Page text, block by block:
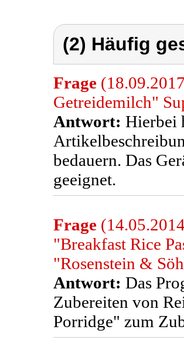
(2) Häufig
Frage
Getreidemilch"
Antwort: Hierbei
bedauern. Das
geeignet.
Frage
"Breakfast Rice
"Rosenstein &
Antwort: Das
Zubereiten von
Porridge" zum